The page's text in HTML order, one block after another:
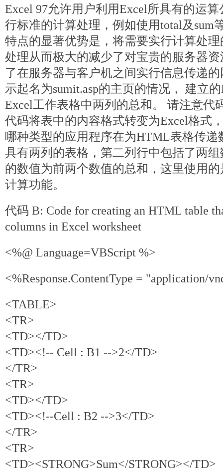
Excel 97允许用户利用Excel所具有的运
行标准的计算处理，例如使用total及sum
特点的显著优势是，将需要实行计算处
处理从而极大的减少了对宝贵的服务器
了在服务器与客户机之间实行信息传递
示起名为sumit.asp的主页的情况， 建立
Excel工作表格中两列的总和。 请注意代
代码将表中的内容格式转变为Excel格式
哪种类型的应用程序在为HTML表格传递
具有两列的表格，第二列行中包括了两
的数值为前两个数值的总和，这里使用的
计算功能。
代码 B: Code for creating an HTML table
columns in Excel worksheet
<%@ Language=VBScript %>
<%Response.ContentType = "application/
<TABLE>
<TR>
<TD></TD>
<TD><!-- Cell : B1 -->2</TD>
</TR>
<TR>
<TD></TD>
<TD><!--Cell : B2 -->3</TD>
</TR>
<TR>
<TD><STRONG>Sum</STRONG></TD>